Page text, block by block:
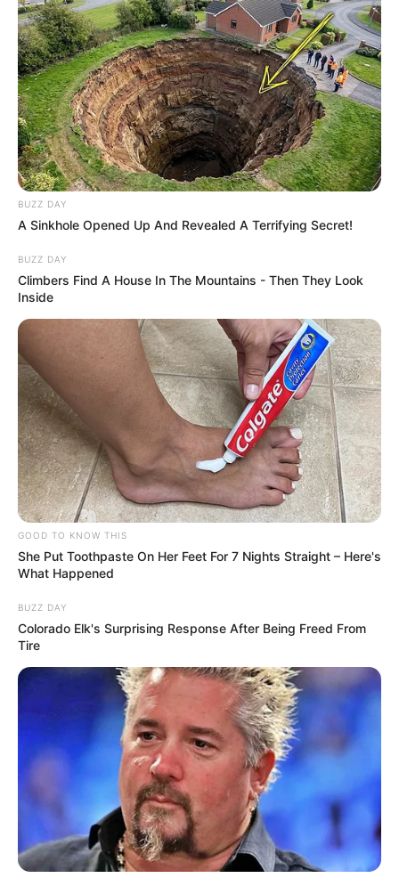
BUZZ DAY
A Sinkhole Opened Up And Revealed A Terrifying Secret!
BUZZ DAY
Climbers Find A House In The Mountains - Then They Look
Inside
GOOD TO KNOW THIS
She Put Toothpaste On Her Feet For 7 Nights Straight – Here's
What Happened
BUZZ DAY
Colorado Elk's Surprising Response After Being Freed From
Tire